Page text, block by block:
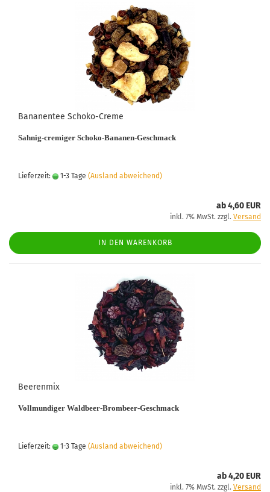
Bananentee Schoko-Creme
Sahnig-cremiger Schoko-Bananen-Geschmack
Lieferzeit: 1-3 Tage (Ausland abweichend)
ab 4,60 EUR
inkl. 7% MwSt. zzgl. Versand
IN DEN WARENKORB
Beerenmix
Vollmundiger Waldbeer-Brombeer-Geschmack
Lieferzeit: 1-3 Tage (Ausland abweichend)
ab 4,20 EUR
inkl. 7% MwSt. zzgl. Versand